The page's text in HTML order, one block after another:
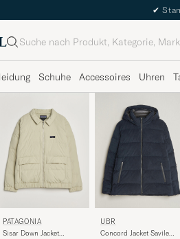
✔
Suche
Schuhe Accessoires Uhren
PATAGONIA
Sisar Down Jacket
UBR
Concord Jacket Savile